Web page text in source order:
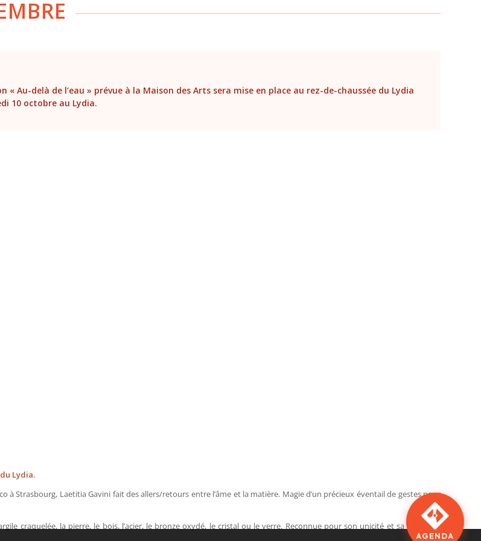
Au-delà de l’eau » prévue à la Maison des Arts sera mise en place au rez-de-chaussée du Lydia
10 octobre au Lydia.
Lydia.
à Strasbourg, Laetitia Gavini fait des allers/retours entre l’âme et la matière. Magie d’un précieux éventail de gestes pour
craquelée, la pierre, le bois, l’acier, le bronze oxydé, le cristal ou le verre. Reconnue pour son unicité et sa signature
AGENDA